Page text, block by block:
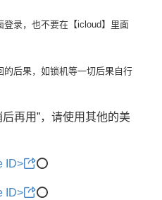
登录，也不要在【icloud】里面
的后果，如锁机等一切后果自行
再用”，请使用其他的美
ID> ⭕️
ID> ⭕️